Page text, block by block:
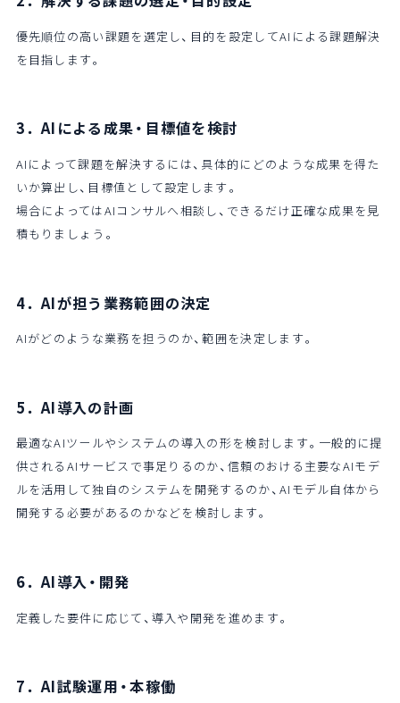
優先順位の高い課題を選定し、目的を設定してAIによる課題解決
を目指します。
3．AIによる成果・目標値を検討
AIによって課題を解決するには、具体的にどのような成果を得た
いか算出し、目標値として設定します。
場合によってはAIコンサルへ相談し、できるだけ正確な成果を見
積もりましょう。
4．AIが担う業務範囲の決定
AIがどのような業務を担うのか、範囲を決定します。
5．AI導入の計画
最適なAIツールやシステムの導入の形を検討します。一般的に提
供されるAIサービスで事足りるのか、信頼のおける主要なAIモデ
ルを活用して独自のシステムを開発するのか、AIモデル自体から
開発する必要があるのかなどを検討します。
6．AI導入・開発
定義した要件に応じて、導入や開発を進めます。
7．AI試験運用・本稼働